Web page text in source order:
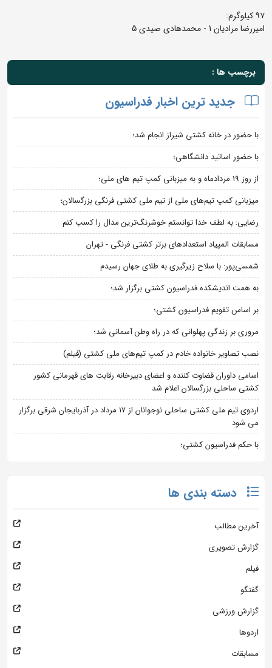
۹۷ کیلوگرم:
امیررضا مرادیان 1 - محمدهادی صیدی 5
برچسب ها :
جدید ترین اخبار فدراسیون
با حضور در خانه کشتی شیراز انجام شد؛
با حضور اساتید دانشگاهی؛
از روز 19 مردادماه و به میزبانی کمپ تیم های ملی؛
میزبانی کمپ تیم‌های ملی از تیم ملی کشتی فرنگی بزرگسالان؛
رضایی: به لطف خدا توانستم خوشرنگ‌ترین مدال را کسب کنم
مسابقات المپیاد استعدادهای برتر کشتی فرنگی - تهران
شمسی‌پور: با سلاح زیرگیری به طلای جهان رسیدم
به همت اندیشکده فدراسیون کشتی برگزار شد؛
بر اساس تقویم فدراسیون کشتی؛
مروری بر زندگی پهلوانی که در راه وطن آسمانی شد؛
نصب تصاویر خانواده خادم در کمپ تیم‌های ملی کشتی (فیلم)
اسامی داوران قضاوت کننده و اعضای دبیرخانه رقابت های قهرمانی کشور
کشتی ساحلی بزرگسالان اعلام شد
اردوی تیم ملی کشتی ساحلی نوجوانان از 17 مرداد در آذربایجان شرقی برگزار
می شود
با حکم فدراسیون کشتی؛
دسته بندی ها
آخرین مطالب
گزارش تصویری
فیلم
گفتگو
گزارش ورزشی
اردوها
مسابقات